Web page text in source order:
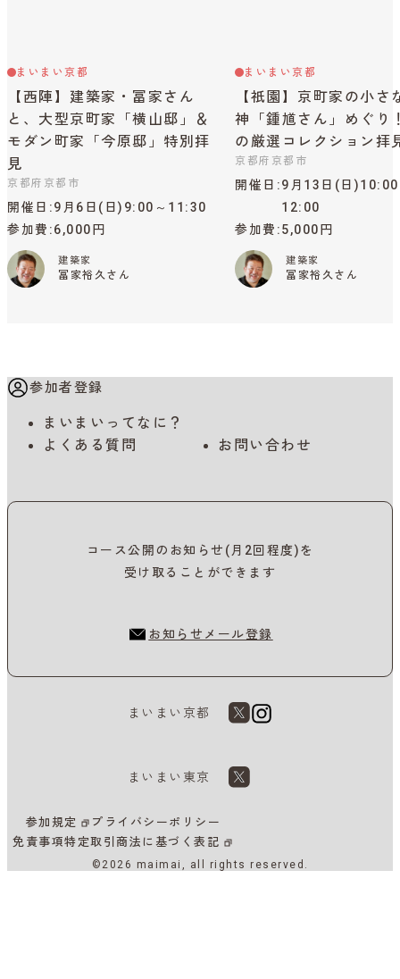
まいまい京都
【西陣】建築家・冨家さん
と、大型京町家「横山邸」＆
モダン町家「今原邸」特別拝
見
京都府京都市
開催日
9月6日(日)9:00～11:30
参加費 6,000円
建築家
冨家裕久さん
まいまい京都
【祇園】京町家の小さ
神「鍾馗さん」めぐり
の厳選コレクション拝
京都府京都市
開催日
9月13日(日
12:00
参加費 5,000円
建築家
冨家裕久さん
参加者登録
まいまいってなに？
よくある質問
お問い合わせ
コース公開のお知らせ(月2回程度)を
受け取ることができます
お知らせメール登録
まいまい京都
まいまい東京
参加規定
プライバシーポリシー
免責事項特定取引商法に基づく表記
©2026 maimai, all rights reserved.